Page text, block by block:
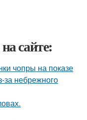
сайте:
чопры на показе
за небрежного